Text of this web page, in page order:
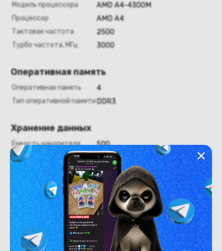
Модель процессора
AMD A4-4300M
Процессор
AMD A4
Тактовая частота
2500
Турбо частота, МГц
3000
Оперативная память
Оперативная память
4
Тип оперативной памяти DDR3
Хранение данных
Емкость накопителя
500
Тип накопления
HDD
Графика
Графический адаптер
встроенный
Тип видеоадаптера
встроенный
Видеопамять, Гб
нет
Видеокарта
AMD Radeon HD 7420G